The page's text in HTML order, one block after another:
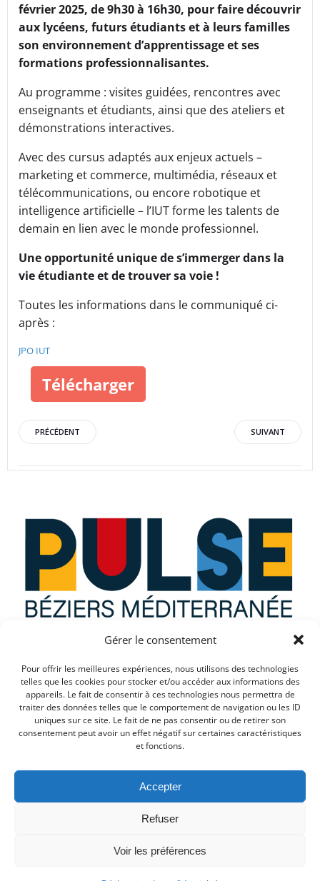
Gérer le consentement
Pour offrir les meilleures expériences, nous utilisons des technologies
telles que les cookies pour stocker et/ou accéder aux informations des
appareils. Le fait de consentir à ces technologies nous permettra de
traiter des données telles que le comportement de navigation ou les ID
uniques sur ce site. Le fait de ne pas consentir ou de retirer son
consentement peut avoir un effet négatif sur certaines caractéristiques
et fonctions.
Accepter
Refuser
Voir les préférences
février 2025, de 9h30 à 16h30, pour faire découvrir
aux lycéens, futurs étudiants et à leurs familles
son environnement d’apprentissage et ses
formations professionnalisantes.
Au programme : visites guidées, rencontres avec
enseignants et étudiants, ainsi que des ateliers et
démonstrations interactives.
Avec des cursus adaptés aux enjeux actuels –
marketing et commerce, multimédia, réseaux et
télécommunications, ou encore robotique et
intelligence artificielle – l’IUT forme les talents de
demain en lien avec le monde professionnel.
Une opportunité unique de s’immerger dans la
vie étudiante et de trouver sa voie !
Toutes les informations dans le communiqué ci-
après :
JPO IUT
Télécharger
Post
navigation
PRÉCÉDENT
navigation
SUIVANT
Que recherchez vous ?
© 2026 PULSE. Created for free using WordPress and